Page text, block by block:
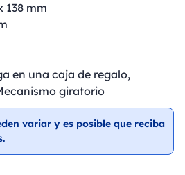
138 mm
en una caja de regalo,
giratorio
variar y es posible que reciba